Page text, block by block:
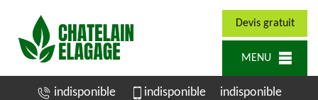
Devis gratuit
MENU
indisponible indisponible indisponible